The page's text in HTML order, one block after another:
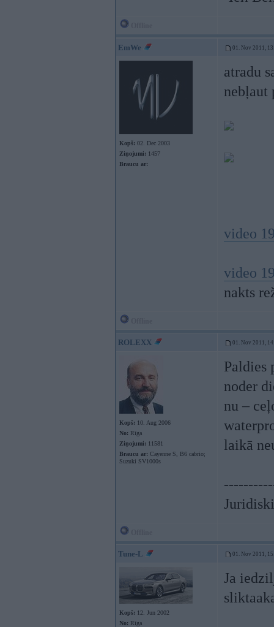
EmWe 01. Nov 2011,
Kopš: 02. Dec 2003
Ziņojumi: 1457
Braucu ar:
atradu
nebļaut
video
video
nakts
ROLEXX 01. Nov 2011,
Kopš: 10. Aug 2006
No: Rīga
Ziņojumi: 11581
Braucu ar: Cayenne S, B6 cabrio;
Suzuki SV1000s
Paldies
noder
nu –
laikā
Tune-L 01. Nov 2011,
Kopš: 12. Jun 2002
No: Rīga
Ja